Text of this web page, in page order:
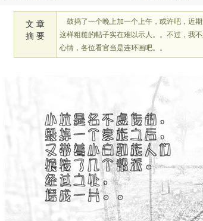
16:43
文 章
摘 要
鼓捣了一个晚上加一个上午，或许吧，近
这样粗糙的帖子实在难以示人。。不过，我
心情，各位看官当是连环画吧。。